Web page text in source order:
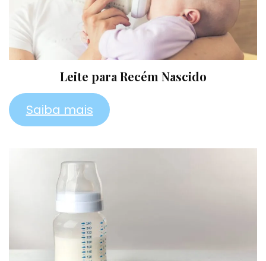
Leite para Recém Nascido
Saiba mais